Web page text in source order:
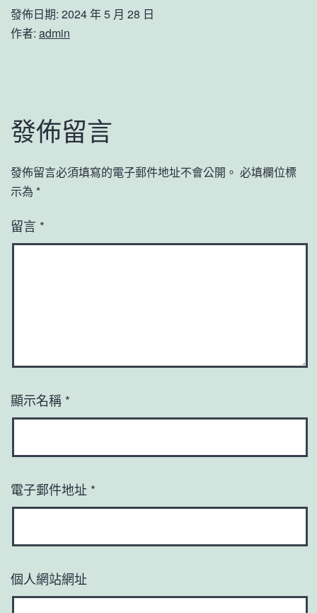
發佈日期: 2024 年 5 月 28 日
作者: admin
發佈留言
發佈留言必須填寫的電子郵件地址不會公開。 必填欄位標
示為 *
留言 *
顯示名稱 *
電子郵件地址 *
個人網站網址